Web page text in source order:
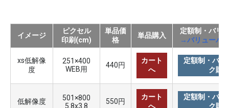
イメージ
ピクセル
印刷(cm)
単品価
格
単品購入
定額制・バリ
→バリューパ
xs低解像
度
251×400
WEB用
440円
カート
へ
定額制・バリ
ク購
低解像度
501×800
5.8x3.8
550円
カート
へ
定額制・バリ
ク購